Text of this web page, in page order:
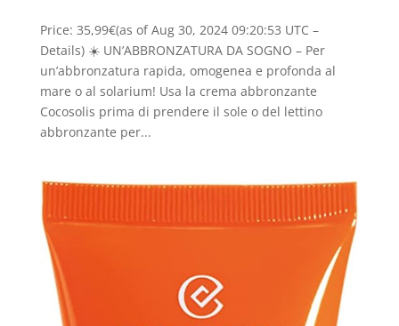
Price: 35,99€(as of Aug 30, 2024 09:20:53 UTC –
Details) ☀️ UN’ABBRONZATURA DA SOGNO – Per
un’abbronzatura rapida, omogenea e profonda al
mare o al solarium! Usa la crema abbronzante
Cocosolis prima di prendere il sole o del lettino
abbronzante per...